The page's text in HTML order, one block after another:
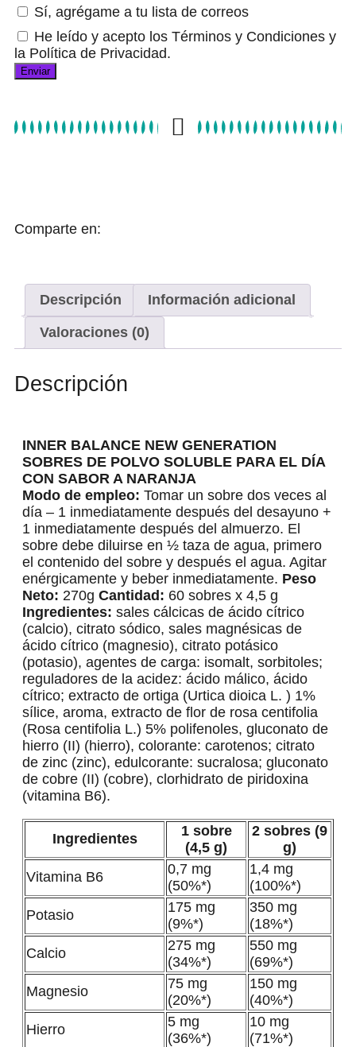
Sí, agrégame a tu lista de correos
He leído y acepto los Términos y Condiciones y
la Política de Privacidad.
Comparte en:
Descripción Información adicional
Valoraciones (0)
Descripción
INNER BALANCE NEW GENERATION
SOBRES DE POLVO SOLUBLE PARA EL DÍA
CON SABOR A NARANJA
Modo de empleo: Tomar un sobre dos veces al
día – 1 inmediatamente después del desayuno +
1 inmediatamente después del almuerzo. El
sobre debe diluirse en ½ taza de agua, primero
el contenido del sobre y después el agua. Agitar
enérgicamente y beber inmediatamente. Peso
Neto: 270g Cantidad: 60 sobres x 4,5 g
Ingredientes: sales cálcicas de ácido cítrico
(calcio), citrato sódico, sales magnésicas de
ácido cítrico (magnesio), citrato potásico
(potasio), agentes de carga: isomalt, sorbitoles;
reguladores de la acidez: ácido málico, ácido
cítrico; extracto de ortiga (Urtica dioica L. ) 1%
sílice, aroma, extracto de flor de rosa centifolia
(Rosa centifolia L.) 5% polifenoles, gluconato de
hierro (II) (hierro), colorante: carotenos; citrato
de zinc (zinc), edulcorante: sucralosa; gluconato
de cobre (II) (cobre), clorhidrato de piridoxina
(vitamina B6).
Ingredientes
1 sobre
(4,5 g)
2 sobres (9
g)
Vitamina B6
0,7 mg
(50%*)
1,4 mg
(100%*)
Potasio
175 mg
(9%*)
350 mg
(18%*)
Calcio
275 mg
(34%*)
550 mg
(69%*)
Magnesio
75 mg
(20%*)
150 mg
(40%*)
Hierro
5 mg
(36%*)
10 mg
(71%*)